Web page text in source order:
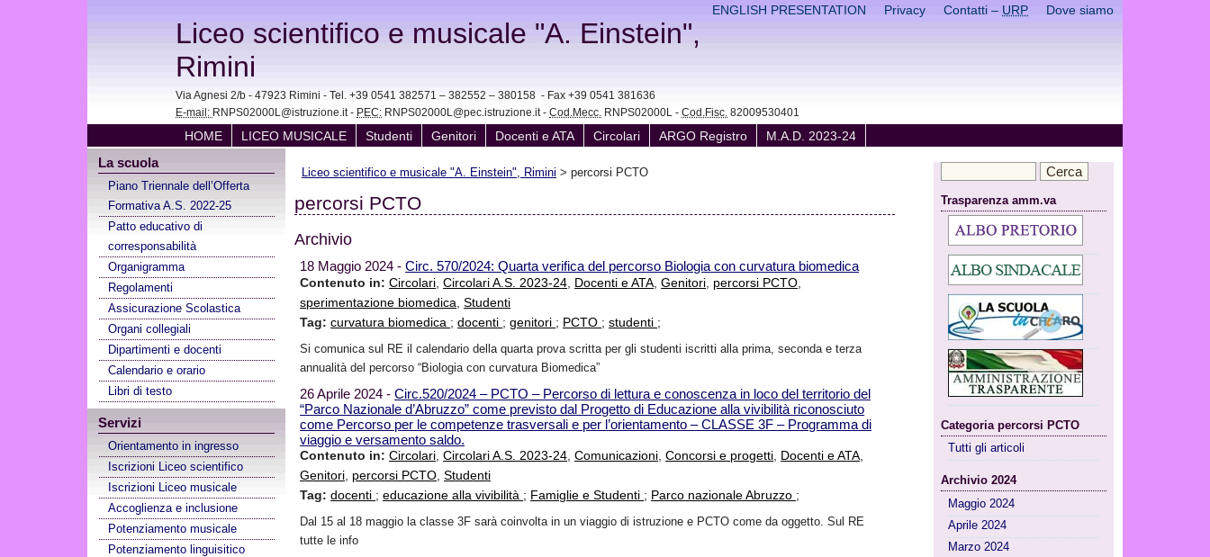
Dove siamo
Contatti – URP
Privacy
ENGLISH PRESENTATION
Liceo scientifico e musicale "A. Einstein",
Rimini
Via Agnesi 2/b - 47923 Rimini - Tel. +39 0541 382571 – 382552 – 380158 - Fax +39 0541 381636
E-mail: RNPS02000L@istruzione.it - PEC: RNPS02000L@pec.istruzione.it - Cod.Mecc. RNPS02000L - Cod.Fisc. 82009530401
HOME LICEO MUSICALE Studenti Genitori Docenti e ATA Circolari ARGO Registro M.A.D. 2023-24
La scuola
Piano Triennale dell’Offerta
Formativa A.S. 2022-25
Patto educativo di
corresponsabilità
Organigramma
Regolamenti
Assicurazione Scolastica
Organi collegiali
Dipartimenti e docenti
Calendario e orario
Libri di testo
Servizi
Orientamento in ingresso
Iscrizioni Liceo scientifico
Iscrizioni Liceo musicale
Accoglienza e inclusione
Potenziamento musicale
Potenziamento linguisitico
Liceo scientifico e musicale "A. Einstein", Rimini > percorsi PCTO
percorsi PCTO
Archivio
18 Maggio 2024 -Circ. 570/2024: Quarta verifica del percorso Biologia con curvatura biomedica
Contenuto in: Circolari ,Circolari A.S. 2023-24 Docenti e ATA ,Genitori percorsi PCTO
sperimentazione biomedica ,Studenti
Tag: curvatura biomedica ;docenti ;genitori ; PCTO ;studenti ;
Si comunica sul RE il calendario della quarta prova scritta per gli studenti iscritti alla prima, seconda e terza
annualità del percorso “Biologia con curvatura Biomedica”
26 Aprile 2024 -Circ.520/2024 – PCTO – Percorso di lettura e conoscenza in loco del territorio del
“Parco Nazionale d’Abruzzo” come previsto dal Progetto di Educazione alla vivibilità riconosciuto
come Percorso per le competenze trasversali e per l’orientamento – CLASSE 3F – Programma di
viaggio e versamento saldo.
Contenuto in: Circolari,Circolari A.S. 2023-24,Comunicazioni,Concorsi e progetti, Docenti e ATA,
Genitori, percorsi PCTO,Studenti
Tag: docenti ;educazione alla vivibilità ; Famiglie e Studenti ; Parco nazionale Abruzzo ;
Dal 15 al 18 maggio la classe 3F sarà coinvolta in un viaggio di istruzione e PCTO come da oggetto. Sul RE
tutte le info
Trasparenza amm.va
Categoria percorsi PCTO
Tutti gli articoli
Archivio 2024
Maggio 2024
Aprile 2024
Marzo 2024